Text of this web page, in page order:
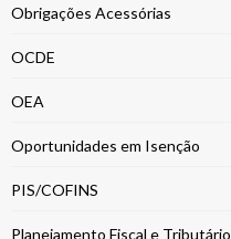
Obrigações Acessórias
OCDE
OEA
Oportunidades em Isenção
PIS/COFINS
Planejamento Fiscal e Tributário